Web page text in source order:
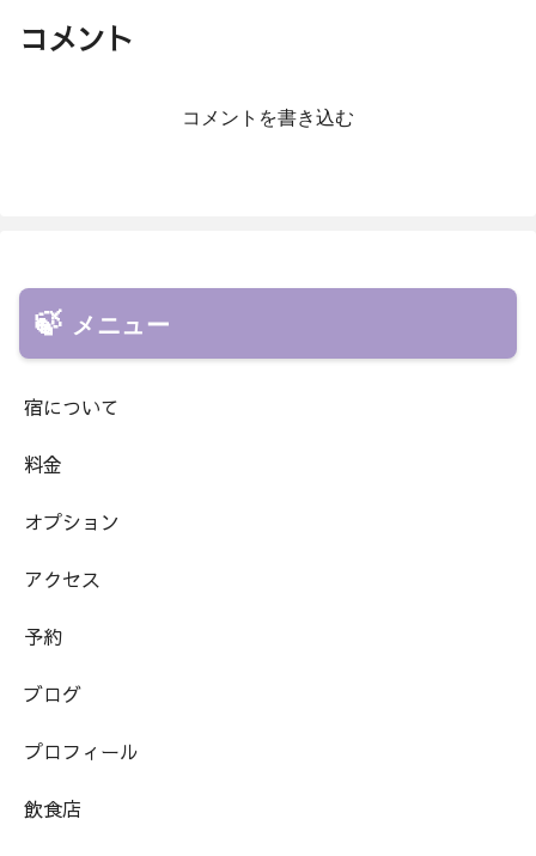
コメント
コメントを書き込む
メニュー
宿について
料金
オプション
アクセス
予約
ブログ
プロフィール
飲食店